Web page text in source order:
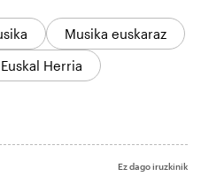
Musika euskaraz
Euskal Herria
Ez dago iruzkinik